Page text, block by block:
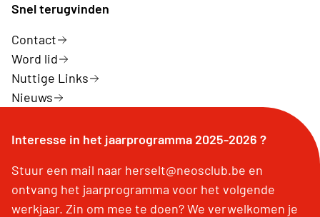
Snel terugvinden
Contact
Word lid
Nuttige Links
Nieuws
Interesse in het jaarprogramma 2025-2026 ?
Stuur een mail naar herselt@neosclub.be en
ontvang het jaarprogramma voor het volgende
werkjaar. Zin om mee te doen? We verwelkomen je